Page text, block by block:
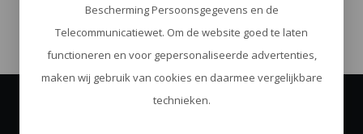
Bescherming Persoonsgegevens en de
Telecommunicatiewet. Om de website goed te laten
functioneren en voor gepersonaliseerde advertenties,
maken wij gebruik van cookies en daarmee vergelijkbare
technieken.